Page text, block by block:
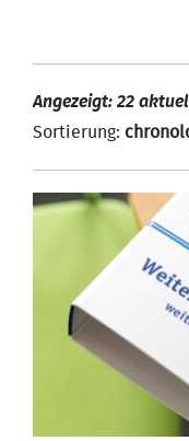
Angezeigt: 22
Sortierung: